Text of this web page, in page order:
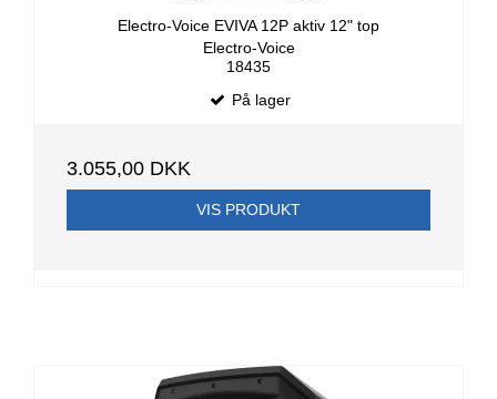
Electro-Voice EVIVA 12P aktiv 12" top
Electro-Voice
18435
På lager
3.055,00 DKK
VIS PRODUKT